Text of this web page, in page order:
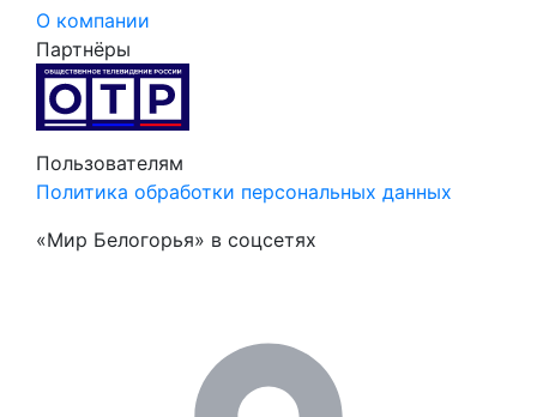
О компании
Партнёры
Пользователям
Политика обработки персональных данных
«Мир Белогорья» в соцсетях